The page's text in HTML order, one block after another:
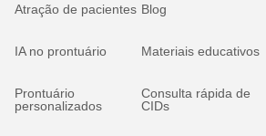
Atração de pacientes
IA no prontuário
Prontuário
personalizados
Blog
Materiais educativos
Consulta rápida de
CIDs